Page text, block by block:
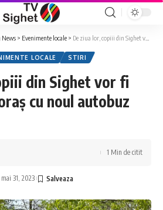
News > Evenimente locale > De ziua lor, copiii din Sighet vor fi plimbați prin oraș cu noul autobuz electric
LOCALE STIRI
din Sighet vor fi
cu noul autobuz
31, 2023
1 Min de citit